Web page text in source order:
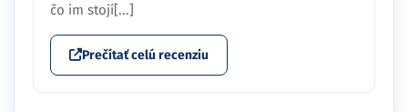
čo im stojí[...]
Prečítať celú recenziu